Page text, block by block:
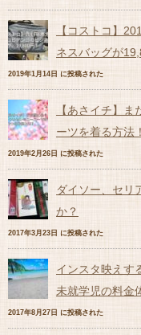
【コストコ】
ネスバッグが
2019年1月14日 に投稿された
【あさイチ】
ーツを着る方法！
2019年2月26日 に投稿された
ダイソー、セリ
か？
2017年3月23日 に投稿された
インスタ映えす
未就学児の料金
2017年8月27日 に投稿された